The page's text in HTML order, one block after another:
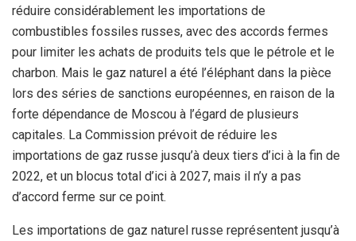
réduire considérablement les importations de
combustibles fossiles russes, avec des accords fermes
pour limiter les achats de produits tels que le pétrole et le
charbon. Mais le gaz naturel a été l’éléphant dans la pièce
lors des séries de sanctions européennes, en raison de la
forte dépendance de Moscou à l’égard de plusieurs
capitales. La Commission prévoit de réduire les
importations de gaz russe jusqu’à deux tiers d’ici à la fin de
2022, et un blocus total d’ici à 2027, mais il n’y a pas
d’accord ferme sur ce point.
Les importations de gaz naturel russe représentent jusqu’à